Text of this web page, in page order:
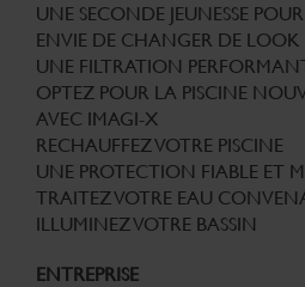
UNE SECONDE JEUNESSE
ENVIE DE CHANGER DE LOOK
UNE FILTRATION
OPTEZ POUR LA PISCINE
AVEC IMAGI-X
RECHAUFFEZ VOTRE PISCINE
UNE PROTECTION FIABLE ET
TRAITEZ VOTRE EAU
ILLUMINEZ VOTRE BASSIN
ENTREPRISE